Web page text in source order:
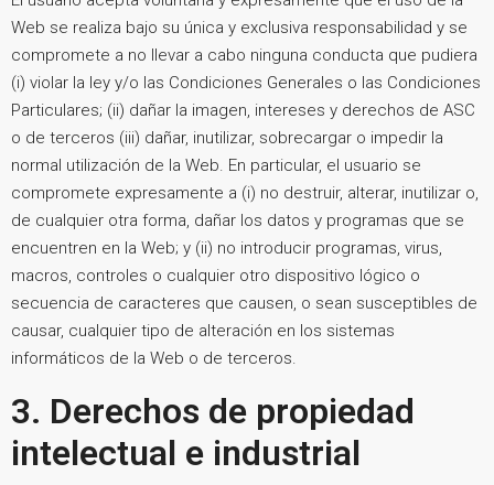
Web se realiza bajo su única y exclusiva responsabilidad y se
compromete a no llevar a cabo ninguna conducta que pudiera
(i) violar la ley y/o las Condiciones Generales o las Condiciones
Particulares; (ii) dañar la imagen, intereses y derechos de ASC
o de terceros (iii) dañar, inutilizar, sobrecargar o impedir la
normal utilización de la Web. En particular, el usuario se
compromete expresamente a (i) no destruir, alterar, inutilizar o,
de cualquier otra forma, dañar los datos y programas que se
encuentren en la Web; y (ii) no introducir programas, virus,
macros, controles o cualquier otro dispositivo lógico o
secuencia de caracteres que causen, o sean susceptibles de
causar, cualquier tipo de alteración en los sistemas
informáticos de la Web o de terceros.
3. Derechos de propiedad
intelectual e industrial